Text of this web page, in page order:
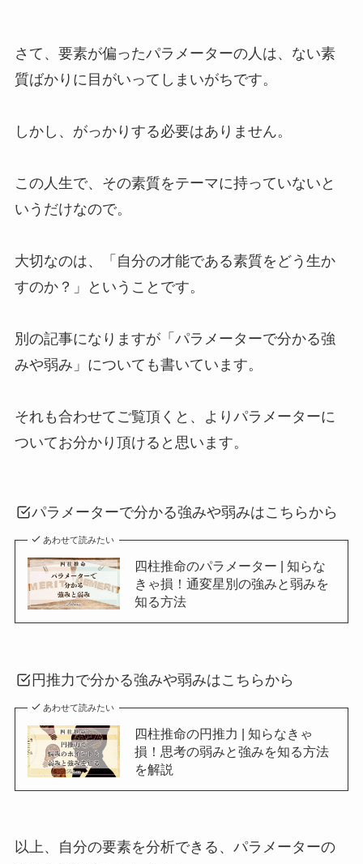
さて、要素が偏ったパラメーターの人は、ない素
質ばかりに目がいってしまいがちです。
しかし、がっかりする必要はありません。
この人生で、その素質をテーマに持っていないと
いうだけなので。
大切なのは、
「自分の才能である素質をどう生か
すのか？」
ということです。
別の記事になりますが「パラメーターで分かる強
みや弱み」についても書いています。
それも合わせてご覧頂くと、よりパラメーターに
ついてお分かり頂けると思います。
パラメーターで分かる強みや弱みはこちらから
あわせて読みたい
四柱推命のパラメーター | 知らな
きゃ損！通変星別の強みと弱みを
知る方法
円推力で分かる強みや弱みはこちらから
あわせて読みたい
四柱推命の円推力 | 知らなきゃ
損！思考の弱みと強みを知る方法
を解説
以上、自分の要素を分析できる、パラメーターの